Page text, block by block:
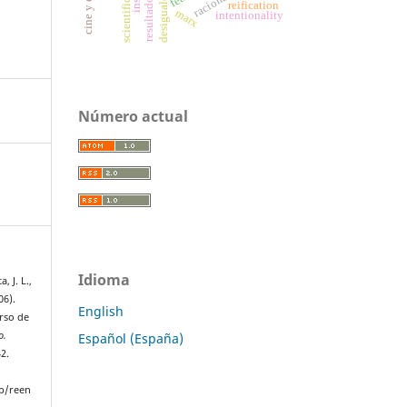
J. L.,
de
reen
reification
marx intentionality
Número actual
Idioma
English
Español (España)